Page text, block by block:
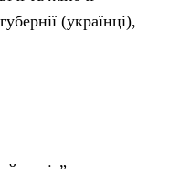
(українці),